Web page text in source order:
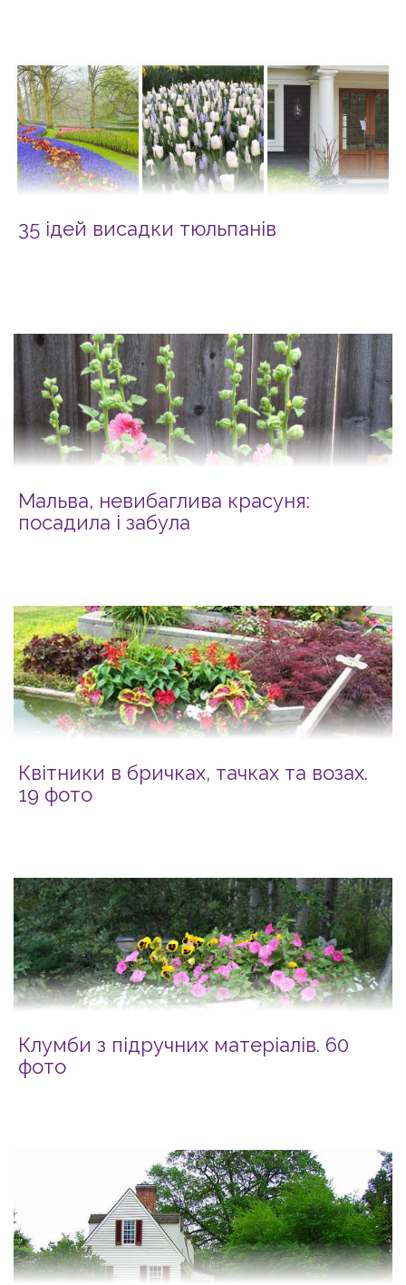
35 ідей висадки тюльпанів
Мальва, невибаглива красуня:
посадила і забула
Квітники в бричках, тачках та возах.
19 фото
Клумби з підручних матеріалів. 60
фото